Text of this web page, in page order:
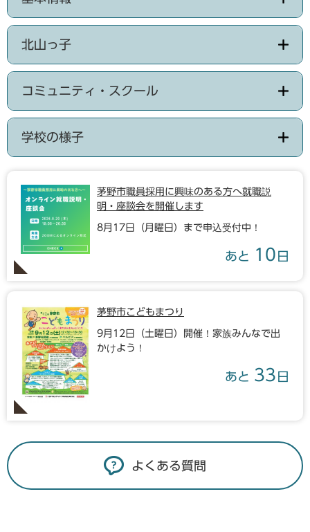
北山っ子
コミュニティ・スクール
学校の様子
茅野市職員採用に興味のある方へ就職説
明・座談会を開催します
8月17日（月曜日）まで申込受付中！
あと 10 日
茅野市こどもまつり
9月12日（土曜日）開催！家族みんなで出
かけよう！
あと 33 日
よくある質問